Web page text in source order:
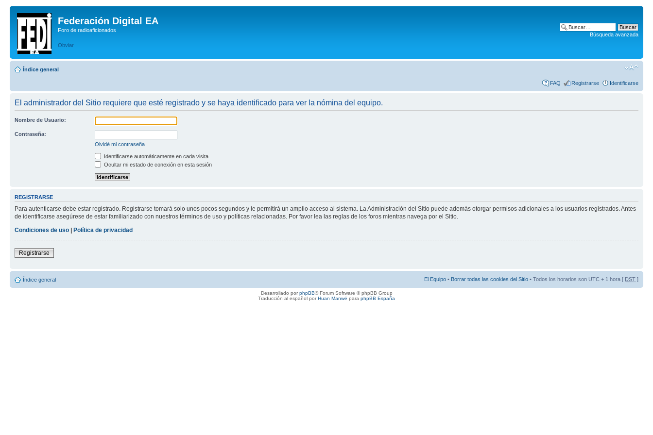
Federación Digital EA
Foro de radioaficionados
Obviar
Búsqueda avanzada
Índice general
FAQ Registrarse Identificarse
El administrador del Sitio requiere que esté registrado y se haya identificado para ver la nómina del equipo.
Nombre de Usuario:
Contraseña:
Olvidé mi contraseña
Identificarse automáticamente en cada visita
Ocultar mi estado de conexión en esta sesión
REGISTRARSE
Para autenticarse debe estar registrado. Registrarse tomará solo unos pocos segundos y le permitirá un amplio acceso al sistema. La Administración del Sitio puede además otorgar permisos adicionales a los usuarios registrados. Antes
de identificarse asegúrese de estar familiarizado con nuestros términos de uso y políticas relacionadas. Por favor lea las reglas de los foros mientras navega por el Sitio.
Condiciones de uso | Política de privacidad
Registrarse
Índice general El Equipo • Borrar todas las cookies del Sitio • Todos los horarios son UTC + 1 hora [ DST ]
Desarrollado porphpBB® Forum Software © phpBB Group
Traducción al español porHuan Manwë para phpBB España